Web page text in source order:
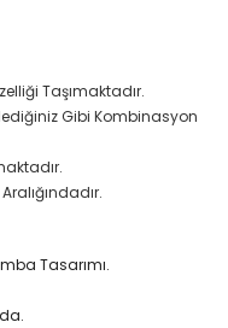
Özelliği Taşımaktadır.
Gibi Kombinasyon
Tasarımı.